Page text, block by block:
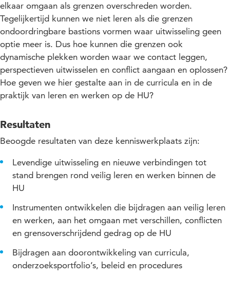
elkaar omgaan als grenzen overschreden worden.
Tegelijkertijd kunnen we niet leren als die grenzen
ondoordringbare bastions vormen waar uitwisseling geen
optie meer is. Dus hoe kunnen die grenzen ook
dynamische plekken worden waar we contact leggen,
perspectieven uitwisselen en conflict aangaan en oplossen?
Hoe geven we hier gestalte aan in de curricula en in de
praktijk van leren en werken op de HU?
Resultaten
Beoogde resultaten van deze kenniswerkplaats zijn:
Levendige uitwisseling en nieuwe verbindingen tot
stand brengen rond veilig leren en werken binnen de
HU
Instrumenten ontwikkelen die bijdragen aan veilig leren
en werken, aan het omgaan met verschillen, conflicten
en grensoverschrijdend gedrag op de HU
Bijdragen aan doorontwikkeling van curricula,
onderzoeksportfolio’s, beleid en procedures